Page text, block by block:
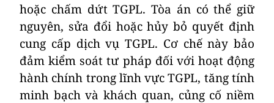
hoặc chấm dứt TGPL. Tòa án có thể giữ
nguyên, sửa đổi hoặc hủy bỏ quyết định
cung cấp dịch vụ TGPL. Cơ chế này bảo
đảm kiểm soát tư pháp đối với hoạt động
hành chính trong lĩnh vực TGPL, tăng tính
minh bạch và khách quan, củng cố niềm